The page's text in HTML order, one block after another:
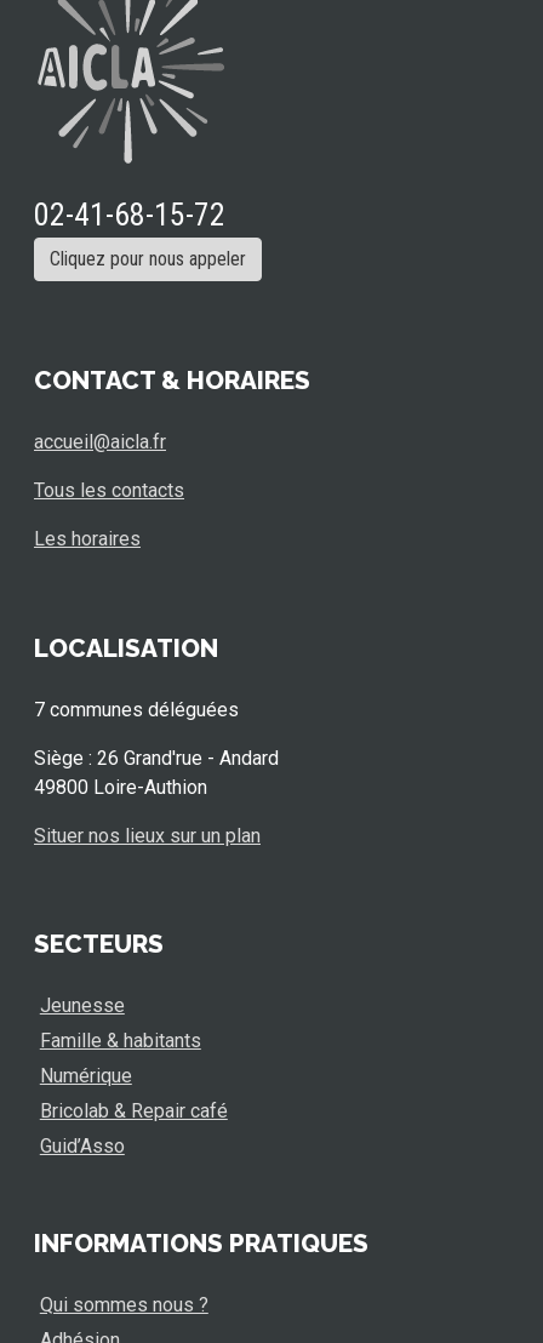
02-41-68-15-72
Cliquez pour nous appeler
CONTACT & HORAIRES
accueil@aicla.fr
Tous les contacts
Les horaires
LOCALISATION
7 communes déléguées
Siège : 26 Grand'rue - Andard
49800 Loire-Authion
Situer nos lieux sur un plan
SECTEURS
Jeunesse
Famille & habitants
Numérique
Bricolab & Repair café
Guid’Asso
INFORMATIONS PRATIQUES
Qui sommes nous ?